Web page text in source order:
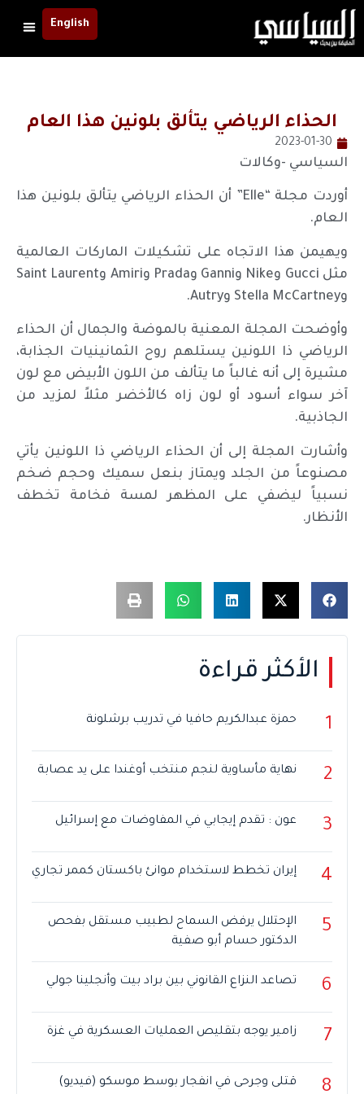
English
الحذاء الرياضي يتألق بلونين هذا العام
2023-01-30
السياسي -وكالات
أوردت مجلة “Elle” أن الحذاء الرياضي يتألق بلونين هذا
العام.
ويهيمن هذا الاتجاه على تشكيلات الماركات العالمية
مثل Gucci وNike وGanni وPrada وAmiri وSaint Laurent
وStella McCartney وAutry.
وأوضحت المجلة المعنية بالموضة والجمال أن الحذاء
الرياضي ذا اللونين يستلهم روح الثمانينيات الجذابة،
مشيرة إلى أنه غالباً ما يتألف من اللون الأبيض مع لون
آخر سواء أسود أو لون زاه كالأخضر مثلاً لمزيد من
الجاذبية.
وأشارت المجلة إلى أن الحذاء الرياضي ذا اللونين يأتي
مصنوعاً من الجلد ويمتاز بنعل سميك وحجم ضخم
نسبياً ليضفي على المظهر لمسة فخامة تخطف
الأنظار.
الأكثر قراءة
1 حمزة عبدالكريم حافيا في تدريب برشلونة
2 نهاية مأساوية لنجم منتخب أوغندا على يد عصابة
3 عون : تقدم إيجابي في المفاوضات مع إسرائيل
4 إيران تخطط لاستخدام موانئ باكستان كممر تجاري
5
الإحتلال يرفض السماح لطبيب مستقل بفحص
الدكتور حسام أبو صفية
6 تصاعد النزاع القانوني بين براد بيت وأنجلينا جولي
7 زامير يوجه بتقليص العمليات العسكرية في غزة
8 قتلى وجرحى في انفجار بوسط موسكو (فيديو)